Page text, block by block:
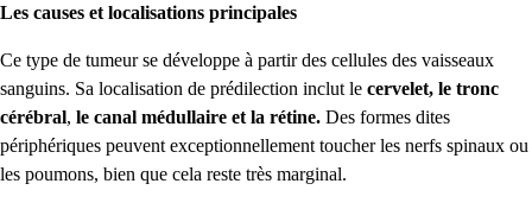
Les causes et localisations principales
Ce type de tumeur se développe à partir des cellules des vaisseaux
sanguins. Sa localisation de prédilection inclut le cervelet, le tronc
cérébral, le canal médullaire et la rétine. Des formes dites
périphériques peuvent exceptionnellement toucher les nerfs spinaux ou
les poumons, bien que cela reste très marginal.